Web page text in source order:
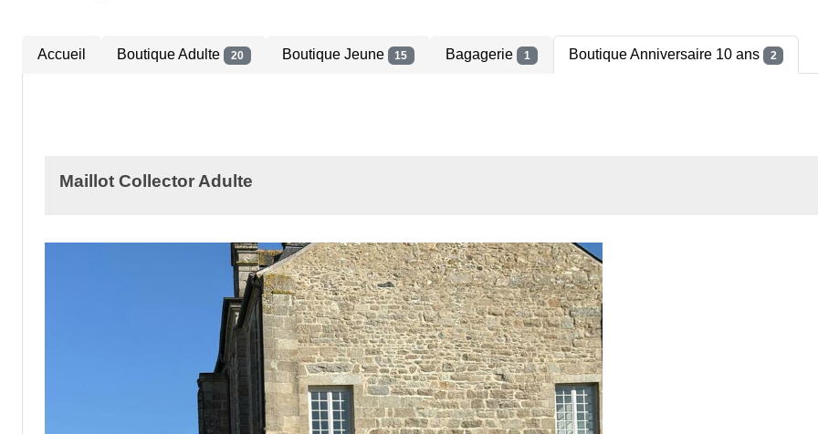
Accueil Boutique Adulte 20 Boutique Jeune 15 Bagagerie 1 Boutique Anniversaire 10 ans 2
Maillot Collector Adulte